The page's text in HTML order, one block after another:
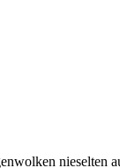
nieselten